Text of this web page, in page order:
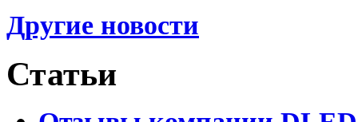
Другие новости
Статьи